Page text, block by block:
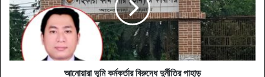
দুর্নীতির
পাহাড়
আনোয়ারা ভূমি কর্মকর্তার বিরুদ্ধে দুর্নীতির পাহাড়